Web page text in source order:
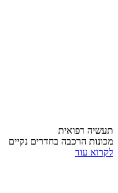
תעשיה רפואית
מכונות הרכבה בחדרים נקיים
לקרוא עוד